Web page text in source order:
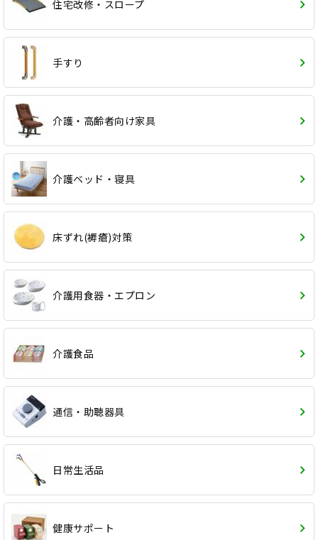
住宅改修・スロープ
手すり
介護・高齢者向け家具
介護ベッド・寝具
床ずれ(褥瘡)対策
介護用食器・エプロン
介護食品
通信・助聴器具
日常生活品
健康サポート